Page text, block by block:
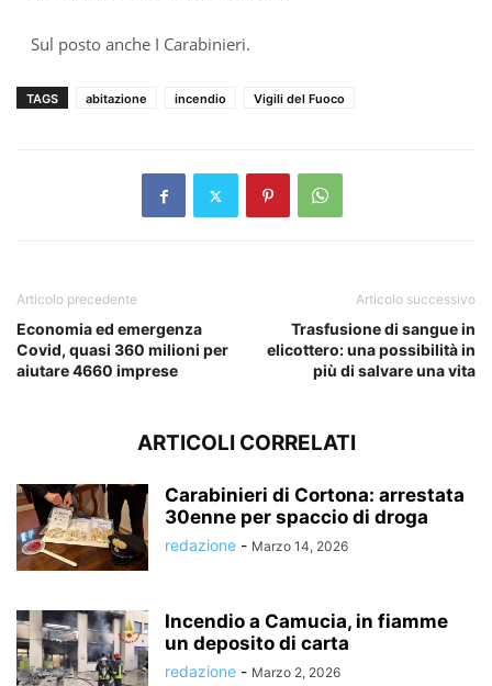
Sul posto anche I Carabinieri.
TAGS abitazione incendio Vigili del Fuoco
Articolo precedente
Economia ed emergenza
Covid, quasi 360 milioni per
aiutare 4660 imprese
Articolo successivo
Trasfusione di sangue in
elicottero: una possibilità in
più di salvare una vita
ARTICOLI CORRELATI
Carabinieri di Cortona: arrestata
30enne per spaccio di droga
redazione - Marzo 14, 2026
Incendio a Camucia, in fiamme
un deposito di carta
redazione - Marzo 2, 2026